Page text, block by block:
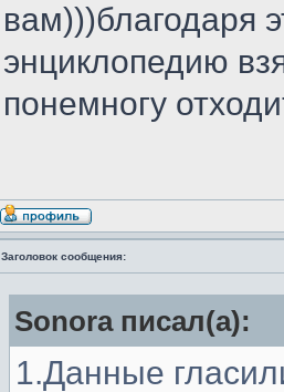
вам)))благодаря
энциклопедию
понемногу
Заголовок сообщения:
Sonora писал(а):
1.Данные